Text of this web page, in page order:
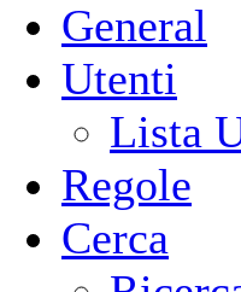
General
Utenti
Lista
Regole
Cerca